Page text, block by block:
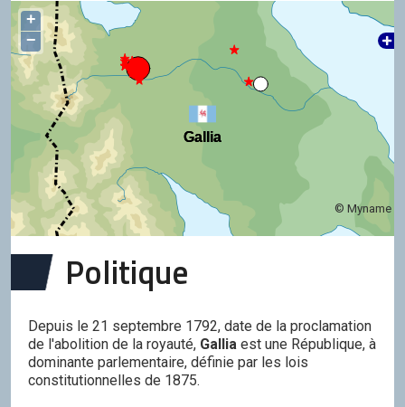
Gallia
Gallia
+
−
© Myname
Politique
Depuis le 21 septembre 1792, date de la proclamation
de l'abolition de la royauté, Gallia est une République, à
dominante parlementaire, définie par les lois
constitutionnelles de 1875.